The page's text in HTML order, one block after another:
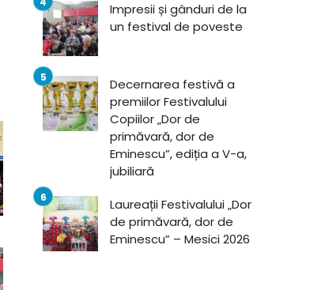
Impresii și gânduri de la
un festival de poveste
Decernarea festivă a
premiilor Festivalului
Copiilor „Dor de
primăvară, dor de
Eminescu”, ediția a V-a,
jubiliară
Laureații Festivalului „Dor
de primăvară, dor de
Eminescu” – Mesici 2026